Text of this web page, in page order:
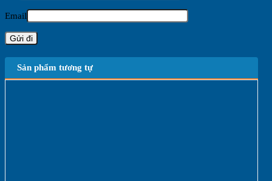
Email
Sản phẩm tương tự